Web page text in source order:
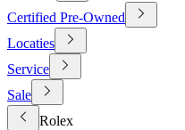
Certified Pre-Owned
Locaties
Service
Sale
Rolex